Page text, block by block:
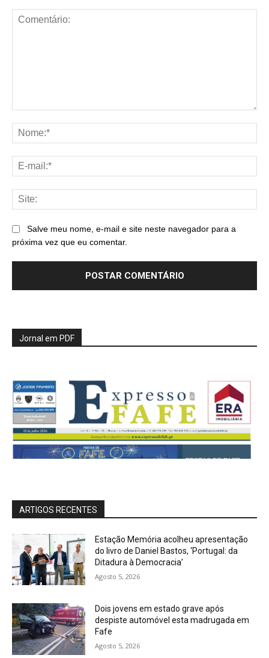
Salve meu nome, e-mail e site neste navegador para a
próxima vez que eu comentar.
Jornal em PDF
ARTIGOS RECENTES
Estação Memória acolheu apresentação
do livro de Daniel Bastos, ‘Portugal: da
Ditadura à Democracia’
Agosto 5, 2026
Dois jovens em estado grave após
despiste automóvel esta madrugada em
Fafe
Agosto 5, 2026